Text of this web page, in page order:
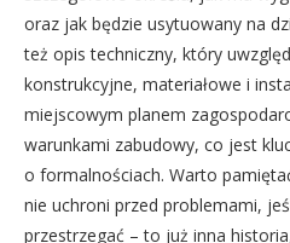
oraz jak będzie usytuowany na
też opis techniczny, który
konstrukcyjne, materiałowe i
miejscowym planem
warunkami zabudowy, co jest
o formalnościach. Warto
nie uchroni przed problemami,
przestrzegać – to już inna